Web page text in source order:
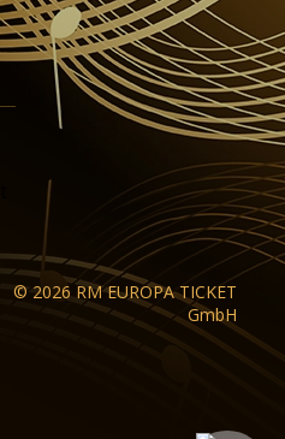
© 2026 RM EUROPA TICKET
GmbH